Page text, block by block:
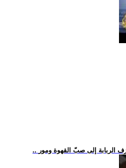
الربابة إلى صبّ القهوة ومور